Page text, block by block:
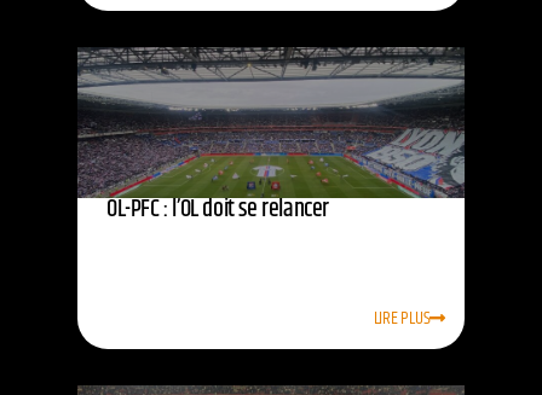
OL-PFC : l’OL doit se relancer
LIRE PLUS